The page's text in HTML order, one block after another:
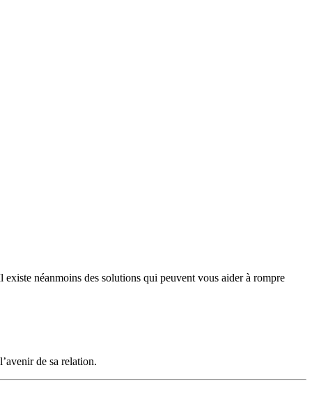
néanmoins des solutions qui peuvent vous aider à rompre
de sa relation.